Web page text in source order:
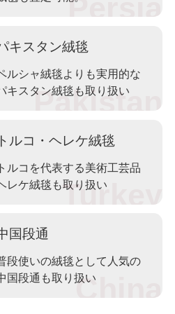
キスタン絨毯
ルシャ絨毯よりも実用的な
キスタン絨毯も取り扱い
トルコ・ヘレケ絨毯
トルコを代表する美術工芸品
レケ絨毯も取り扱い
国段通
段使いの絨毯として人気の
国段通も取り扱い